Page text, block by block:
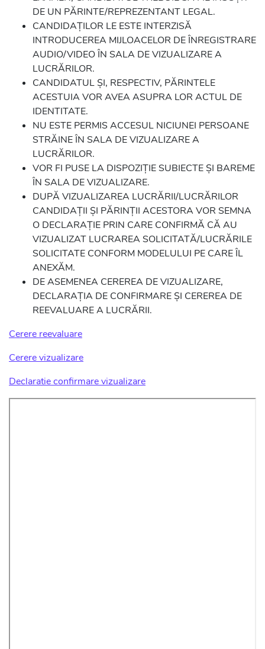
DE UN PĂRINTE/REPREZENTANT LEGAL.
CANDIDAȚILOR LE ESTE INTERZISĂ
INTRODUCEREA MIJLOACELOR DE ÎNREGISTRARE
AUDIO/VIDEO ÎN SALA DE VIZUALIZARE A
LUCRĂRILOR.
CANDIDATUL ȘI, RESPECTIV, PĂRINTELE
ACESTUIA VOR AVEA ASUPRA LOR ACTUL DE
IDENTITATE.
NU ESTE PERMIS ACCESUL NICIUNEI PERSOANE
STRĂINE ÎN SALA DE VIZUALIZARE A
LUCRĂRILOR.
VOR FI PUSE LA DISPOZIȚIE SUBIECTE ȘI BAREME
ÎN SALA DE VIZUALIZARE.
DUPĂ VIZUALIZAREA LUCRĂRII/LUCRĂRILOR
CANDIDAȚII ȘI PĂRINȚII ACESTORA VOR SEMNA
O DECLARAȚIE PRIN CARE CONFIRMĂ CĂ AU
VIZUALIZAT LUCRAREA SOLICITATĂ/LUCRĂRILE
SOLICITATE CONFORM MODELULUI PE CARE ÎL
ANEXĂM.
DE ASEMENEA CEREREA DE VIZUALIZARE,
DECLARAȚIA DE CONFIRMARE ȘI CEREREA DE
REEVALUARE A LUCRĂRII.
Cerere reevaluare
Cerere vizualizare
Declaratie confirmare vizualizare